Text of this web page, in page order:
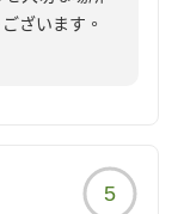
ざいます。
5